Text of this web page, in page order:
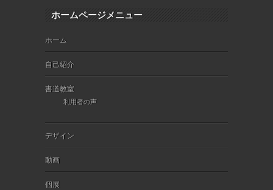
ホームページメニュー
ホーム
自己紹介
書道教室
利用者の声
デザイン
動画
個展